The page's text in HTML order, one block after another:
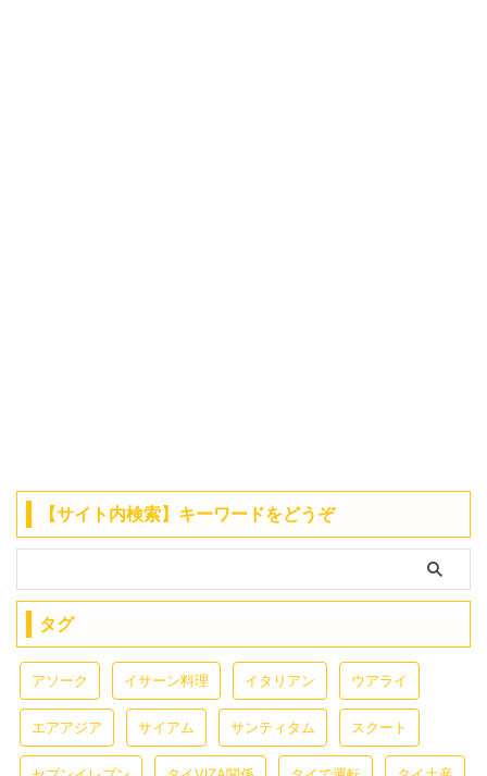
【サイト内検索】キーワードをどうぞ
タグ
アソーク イサーン料理 イタリアン ウアライ
エアアジア サイアム サンティタム スクート